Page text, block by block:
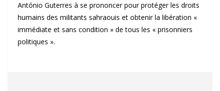
António Guterres à se prononcer pour protéger les droits
humains des militants sahraouis et obtenir la libération «
immédiate et sans condition » de tous les « prisonniers
politiques ».